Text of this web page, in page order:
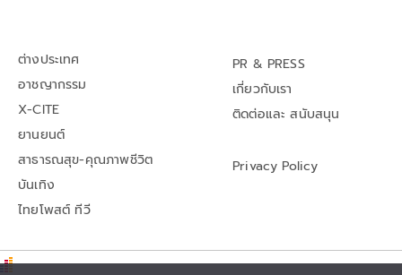
ต่างประเทศ
อาชญากรรม
X-CITE
ยานยนต์
สาธารณสุข-คุณภาพชีวิต
บันเทิง
ไทยโพสต์ ทีวี
PR & PRESS
เกี่ยวกับเรา
ติดต่อและ สนับสนุน
Privacy Policy